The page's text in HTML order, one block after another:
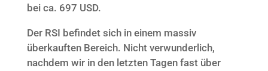
bei ca. 697 USD.
Der RSI befindet sich in einem massiv
überkauften Bereich. Nicht verwunderlich,
nachdem wir in den letzten Tagen fast über